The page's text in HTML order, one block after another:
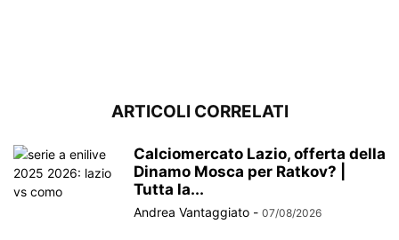
ARTICOLI CORRELATI
Calciomercato Lazio, offerta della
Dinamo Mosca per Ratkov? |
Tutta la...
Andrea Vantaggiato - 07/08/2026